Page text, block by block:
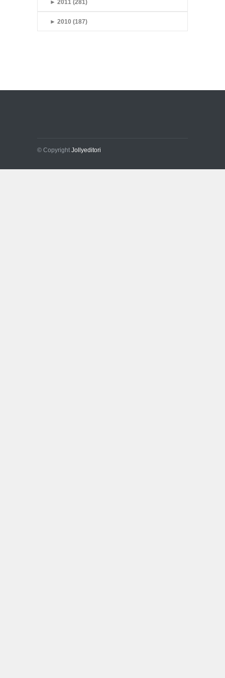
► 2011 (281)
► 2010 (187)
© Copyright Jollyeditori